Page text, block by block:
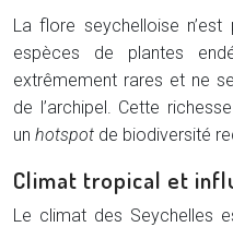
La flore seychelloise
espèces de plantes
extrêmement rares et ne
de l’archipel. Cette
un hotspot de biodiversité
Climat tropical et
Le climat des Seychelles